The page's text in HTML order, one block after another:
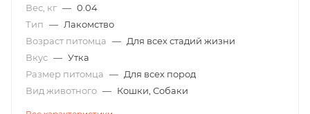
Вес, кг — 0.04
Тип — Лакомство
Возраст питомца — Для всех стадий жизни
Вкус — Утка
Размер питомца — Для всех пород
Вид животного — Кошки, Собаки